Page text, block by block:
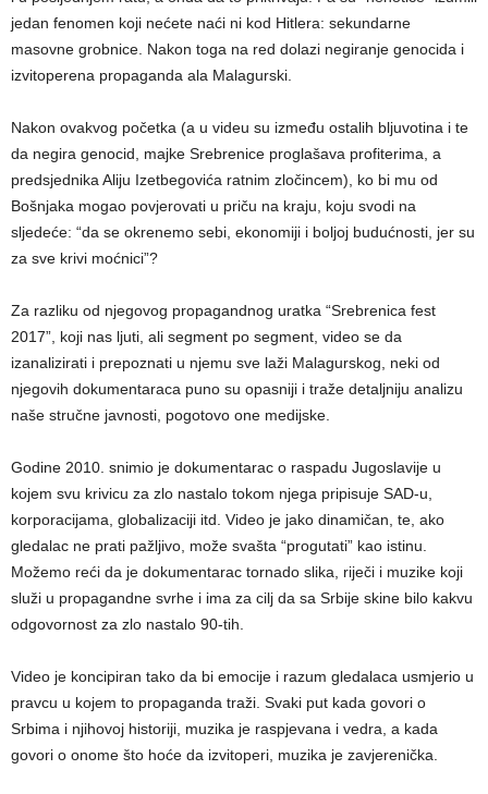
jedan fenomen koji nećete naći ni kod Hitlera: sekundarne
masovne grobnice. Nakon toga na red dolazi negiranje genocida i
izvitoperena propaganda ala Malagurski.
Nakon ovakvog početka (a u videu su između ostalih bljuvotina i te
da negira genocid, majke Srebrenice proglašava profiterima, a
predsjednika Aliju Izetbegovića ratnim zločincem), ko bi mu od
Bošnjaka mogao povjerovati u priču na kraju, koju svodi na
sljedeće: “da se okrenemo sebi, ekonomiji i boljoj budućnosti, jer su
za sve krivi moćnici”?
Za razliku od njegovog propagandnog uratka “Srebrenica fest
2017”, koji nas ljuti, ali segment po segment, video se da
izanalizirati i prepoznati u njemu sve laži Malagurskog, neki od
njegovih dokumentaraca puno su opasniji i traže detaljniju analizu
naše stručne javnosti, pogotovo one medijske.
Godine 2010. snimio je dokumentarac o raspadu Jugoslavije u
kojem svu krivicu za zlo nastalo tokom njega pripisuje SAD-u,
korporacijama, globalizaciji itd. Video je jako dinamičan, te, ako
gledalac ne prati pažljivo, može svašta “progutati” kao istinu.
Možemo reći da je dokumentarac tornado slika, riječi i muzike koji
služi u propagandne svrhe i ima za cilj da sa Srbije skine bilo kakvu
odgovornost za zlo nastalo 90-tih.
Video je koncipiran tako da bi emocije i razum gledalaca usmjerio u
pravcu u kojem to propaganda traži. Svaki put kada govori o
Srbima i njihovoj historiji, muzika je raspjevana i vedra, a kada
govori o onome što hoće da izvitoperi, muzika je zavjerenička.